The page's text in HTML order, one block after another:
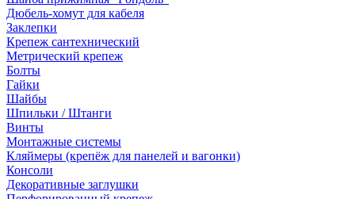
Дюбель-хомут для кабеля
Заклепки
Крепеж сантехнический
Метрический крепеж
Болты
Гайки
Шайбы
Шпильки / Штанги
Винты
Монтажные системы
Кляймеры (крепёж для панелей и вагонки)
Консоли
Декоративные заглушки